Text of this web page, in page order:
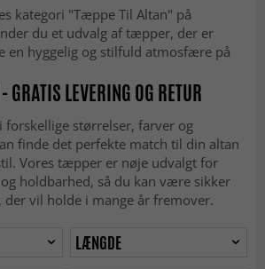
kategori "Tæppe Til Altan" på
du et udvalg af tæpper, der er
en hyggelig og stilfuld atmosfære på
GRATIS LEVERING OG RETUR
størrelser, farver og
finde det perfekte match til din altan
Vores tæpper er nøje udvalgt for
holdbarhed, så du kan være sikker
der vil holde i mange år fremover.
LÆNGDE